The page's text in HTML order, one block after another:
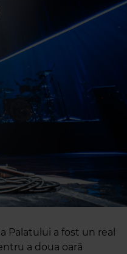
Palatului a fost un real
a doua oară